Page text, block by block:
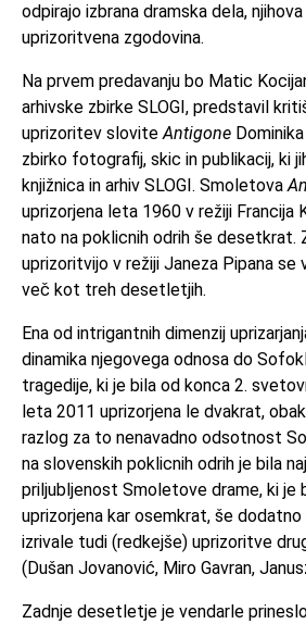
odpirajo izbrana dramska dela,
uprizoritvena zgodovina.
Na prvem predavanju bo Matic
arhivske zbirke SLOGI, predstavil
uprizoritev sloviteAntigone
zbirko fotografij, skic in publikacij, ki
knjižnica in arhiv SLOGI. Smoletova
uprizorjena leta 1960 v režiji Francija
nato na poklicnih odrih še desetkrat.
uprizoritvijo v režiji Janeza Pipana se
več kot treh desetletjih.
Ena od intrigantnih dimenzij
dinamika njegovega odnosa do
tragedije, ki je bila od konca 2.
leta 2011 uprizorjena le dvakrat,
razlog za to nenavadno odsotnost
na slovenskih poklicnih odrih je bila
priljubljenost Smoletove drame, ki je
uprizorjena kar osemkrat, še
izrivale tudi (redkejše) uprizoritve
(Dušan Jovanović, Miro Gavran,
Zadnje desetletje je vendarle